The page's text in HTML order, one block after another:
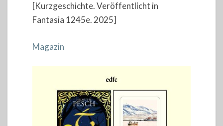
[Kurzgeschichte. Veröffentlicht in
Fantasia 1245e. 2025]
Magazin